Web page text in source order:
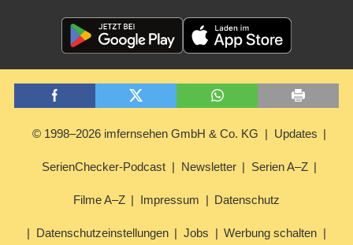
© 1998–2026 imfernsehen GmbH & Co. KG Updates
SerienChecker-Podcast Newsletter Serien A–Z
Filme A–Z Impressum Datenschutz
Datenschutzeinstellungen Jobs Werbung schalten